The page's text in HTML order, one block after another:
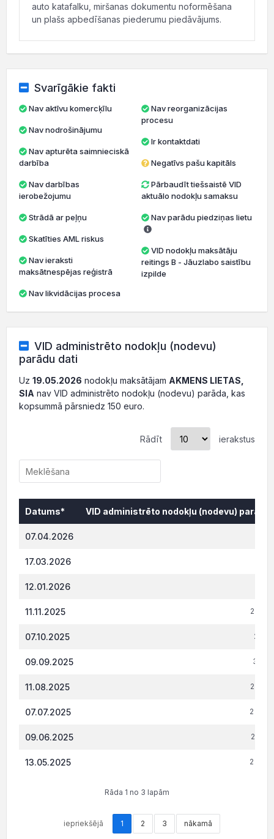
auto katafalku, miršanas dokumentu noformēšana
un plašs apbedīšanas piederumu piedāvājums.
Svarīgākie fakti
Nav aktīvu komercķīlu
Nav nodrošinājumu
darbība
ierobežojumu
Strādā ar peļņu
Skatīties AML riskus
maksātnespējas reģistrā
Nav likvidācijas procesa
Nav reorganizācijas
procesu
Ir kontaktdati
Negatīvs pašu kapitāls
Pārbaudīt tiešsaistē VID
aktuālo nodokļu samaksu
Nav parādu piedziņas lietu
VID nodokļu maksātāju
reitings B - Jāuzlabo saistību
izpilde
VID administrēto nodokļu (nodevu)
parādu dati
Uz 19.05.2026 nodokļu maksātājam AKMENS LIETAS,
SIA nav VID administrēto nodokļu (nodevu) parāda, kas
kopsummā pārsniedz 150 euro.
Rādīt ierakstus
Datums*
VID administrēto nodokļu (nodevu)
07.04.2026
17.03.2026
12.01.2026
11.11.2025 2
07.10.2025 2
09.09.2025 3
11.08.2025 2
07.07.2025 2
09.06.2025 2
13.05.2025 2
Rāda 1 no 3 lapām
iepriekšējā 1 2 3 nākamā